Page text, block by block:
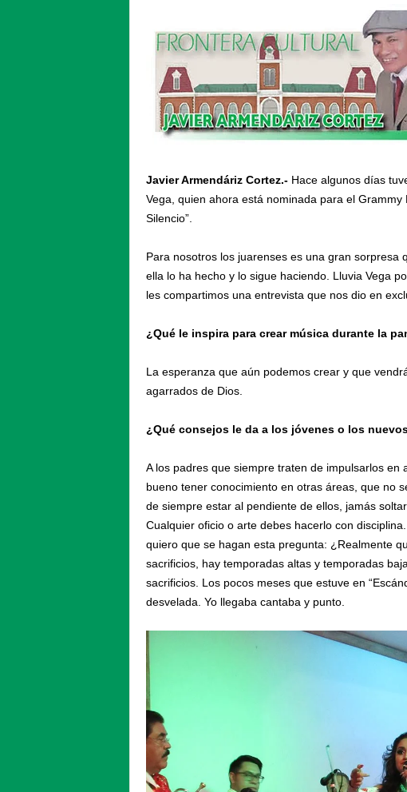
Javier Armendáriz Cortez.-Hace algunos días
Vega, quien ahora está nominada para el
Silencio”.
Para nosotros los juarenses es una gran
ella lo ha hecho y lo sigue haciendo. Lluvia Vega
les compartimos una entrevista que nos dio en
¿Qué le inspira para crear música durante la
La esperanza que aún podemos crear y que
agarrados de Dios.
¿Qué consejos le da a los jóvenes o los
A los padres que siempre traten de impulsarlos
bueno tener conocimiento en otras áreas, que no
de siempre estar al pendiente de ellos, jamás
Cualquier oficio o arte debes hacerlo con
quiero que se hagan esta pregunta: ¿Realmente
sacrificios, hay temporadas altas y temporadas
sacrificios. Los pocos meses que estuve en
desvelada. Yo llegaba cantaba y punto.